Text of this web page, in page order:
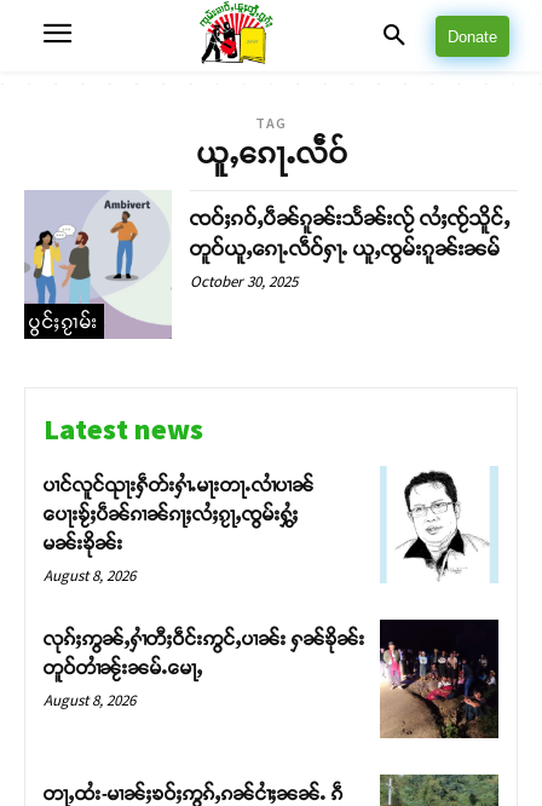
Donate
TAG
ယူႇၵေႃႉလဵဝ်
ပွင်ႈၵႂၢမ်း
ၸဝ်ႈၵဝ်ႇပဵၼ်ၵူၼ်းသႅၼ်းလႂ် လႆႈၸႂ်သိူင်ႇ
တူဝ်ယူႇၵေႃႉလဵဝ်ႁႃႉ ယူႇၸွမ်းၵူၼ်းၼမ်
October 30, 2025
Latest news
ပၢင်လူင်ၺႃးႁဵတ်းႁၢႆႉမႃးတႃႉလၢႆပၢၼ် ​​
ပေႃးၶႂ်ႈပဵၼ်ၵၢၼ်ၵႃႈလႆႈၵႂႃႇၸွမ်းႁွႆႈ
မၼ်းၶိုၼ်း
August 8, 2026
လုၵ်ႈဢွၼ်ႇႁၢႆတီႈဝဵင်းဢွင်ႇပၢၼ်း ႁၼ်ၶိုၼ်း
တူဝ်တၢႆၼႂ်းၼမ်ႉမေႃႇ
August 8, 2026
တႃႇထႆး-မၢၼ်ႈၶဝ်ႈဢွၵ်ႇၵၼ်ငၢႆႈၼၼ်ႉ ၵဵ